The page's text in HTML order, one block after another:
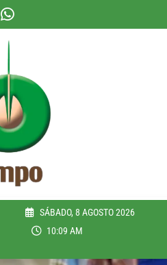
SÁBADO, 8 AGOSTO 2026
10:09 AM